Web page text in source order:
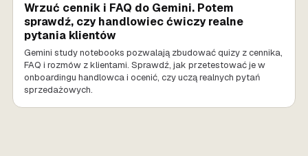
Wrzuć cennik i FAQ do Gemini. Potem
sprawdź, czy handlowiec ćwiczy realne
pytania klientów
Gemini study notebooks pozwalają zbudować quizy z cennika,
FAQ i rozmów z klientami. Sprawdź, jak przetestować je w
onboardingu handlowca i ocenić, czy uczą realnych pytań
sprzedażowych.